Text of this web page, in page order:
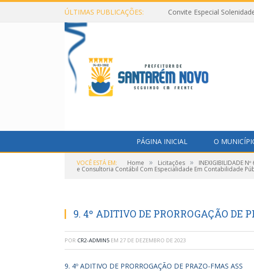
ÚLTIMAS PUBLICAÇÕES: Convite Especial
PÁGINA INICIAL O
VOCÊ ESTÁ EM: Home » Licitações » INEXIGIBILIDADE
e Consultoria Contábil Com Especialidade Em Contabilidade
9. 4º ADITIVO DE PRORROGAÇÃO DE
POR CR2-ADMIN5 EM 27 DE DEZEMBRO DE 2023
9. 4º ADITIVO DE PRORROGAÇÃO DE PRAZO-FMAS ASS